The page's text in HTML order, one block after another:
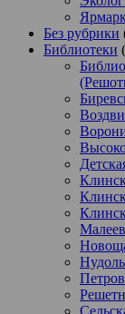
Без рубрики
Библиотеки